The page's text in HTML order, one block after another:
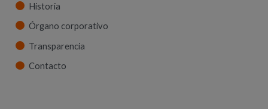
Historia
Órgano corporativo
Transparencia
Contacto